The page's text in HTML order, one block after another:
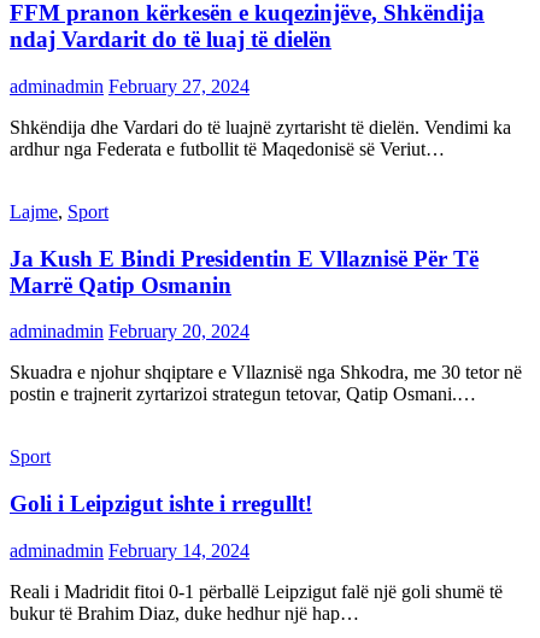
FFM pranon kërkesën e kuqezinjëve, Shkëndija
ndaj Vardarit do të luaj të dielën
adminadmin February 27, 2024
Shkëndija dhe Vardari do të luajnë zyrtarisht të dielën. Vendimi ka
ardhur nga Federata e futbollit të Maqedonisë së Veriut…
Lajme, Sport
Ja Kush E Bindi Presidentin E Vllaznisë Për Të
Marrë Qatip Osmanin
adminadmin February 20, 2024
Skuadra e njohur shqiptare e Vllaznisë nga Shkodra, me 30 tetor në
postin e trajnerit zyrtarizoi strategun tetovar, Qatip Osmani.…
Sport
Goli i Leipzigut ishte i rregullt!
adminadmin February 14, 2024
Reali i Madridit fitoi 0-1 përballë Leipzigut falë një goli shumë të
bukur të Brahim Diaz, duke hedhur një hap…